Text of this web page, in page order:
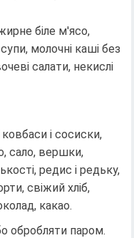
біле м'ясо,
молочні каші без
салати, некислі
і сосиски,
сало, вершки,
редис і редьку,
свіжий хліб,
какао.
обробляти паром.